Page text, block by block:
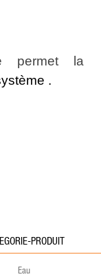
permet la
.
PRODUIT
Eau